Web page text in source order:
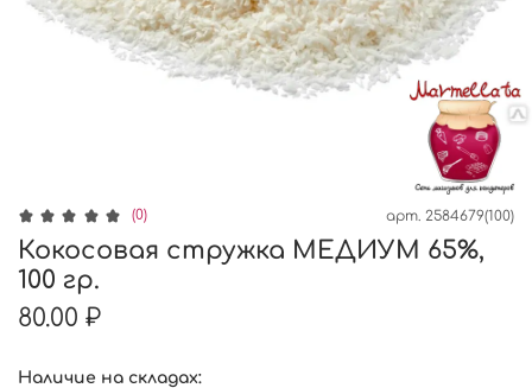
(0) арт. 2584679(100)
Кокосовая стружка МЕДИУМ 65%,
100 гр.
80.00 ₽
Наличие на складах: